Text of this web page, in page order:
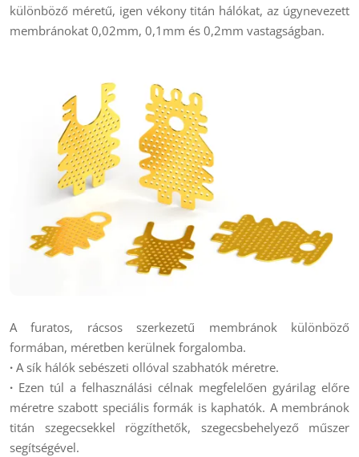
különböző méretű, igen vékony titán hálókat, az úgynevezett
membránokat 0,02mm, 0,1mm és 0,2mm vastagságban.
A furatos, rácsos szerkezetű membránok különböző
formában, méretben kerülnek forgalomba.
· A sík hálók sebészeti ollóval szabhatók méretre.
· Ezen túl a felhasználási célnak megfelelően gyárilag előre
méretre szabott speciális formák is kaphatók. A membránok
titán szegecsekkel rögzíthetők, szegecsbehelyező műszer
segítségével.